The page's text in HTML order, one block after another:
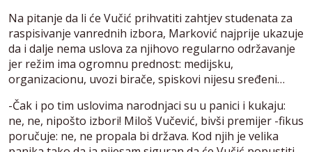
Na pitanje da li će Vučić prihvatiti zahtjev studenata za
raspisivanje vanrednih izbora, Marković najprije ukazuje
da i dalje nema uslova za njihovo regularno održavanje
jer režim ima ogromnu prednost: medijsku,
organizacionu, uvozi birače, spiskovi nijesu sređeni…
-Čak i po tim uslovima narodnjaci su u panici i kukaju:
ne, ne, nipošto izbori! Miloš Vučević, bivši premijer -fikus
poručuje: ne, ne propala bi država. Kod njih je velika